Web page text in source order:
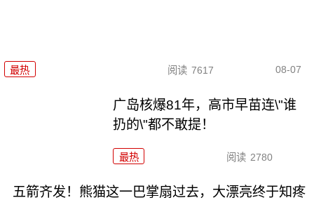
最热 阅读 7617 08-07
广岛核爆81年，高市早苗连\"谁
扔的\"都不敢提！
最热 阅读 2780
五箭齐发！熊猫这一巴掌扇过去，大漂亮终于知疼